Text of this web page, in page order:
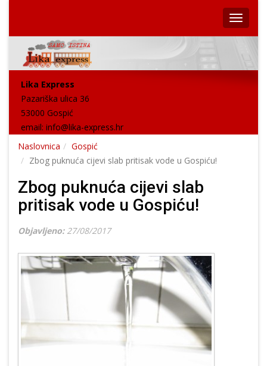
Lika Express
Pazariška ulica 36
53000 Gospić
email: info@lika-express.hr
Naslovnica
Gospić
Zbog puknuća cijevi slab pritisak vode u Gospiću!
Zbog puknuća cijevi slab
pritisak vode u Gospiću!
Objavljeno: 27/08/2017